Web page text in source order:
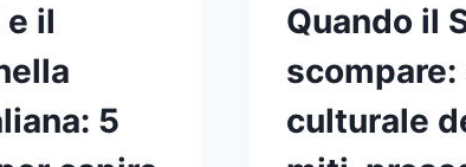
e il
5
Quando il
culturale